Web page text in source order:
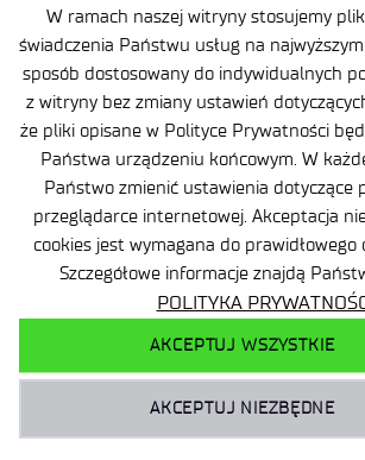
W ramach naszej witryny stosujemy
świadczenia Państwu usług na
sposób dostosowany do indywidualnych
z witryny bez zmiany ustawień
że pliki opisane w Polityce Prywatności
Państwa urządzeniu końcowym. W
Państwo zmienić ustawienia dotyczące
przeglądarce internetowej. Akceptacja
cookies jest wymagana do prawidłowego
Szczegółowe informacje znajdą
POLITYKA
AKCEPTUJ WSZYSTKIE
AKCEPTUJ NIEZBĘDNE
Oferta
Centra B+R
Baza Wiedzy
Ogrody Doświadczeń
Branżowy Punkt Kontaktowy
BIP
Dane osobowe
Polityka prywatności